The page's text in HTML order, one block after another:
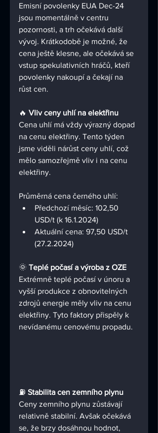
Emisní povolenky EUA Dec-24
jsou momentálně v centru
pozornosti, a trh očekává další
vývoj. Krátkodobě je možné, že
cena ještě klesne, ale očekává se
vstup spekulativních hráčů, kteří
povolenky nakoupí a čekají na
růst cen.
🔥 Vliv ceny uhlí na elektřinu
Cena uhlí má vždy výrazný dopad
na cenu elektřiny. Tento týden
jsme viděli nárůst ceny uhlí, což
mělo samozřejmě vliv i na cenu
elektřiny.
Průměrná cena černého uhlí:
Předchozí měsíc: 102,50
USD/t (k 16.1.2024)
Aktuální cena: 97,50 USD/t
(27.2.2024)
🌞 Teplé počasí a výroba z OZE
Extrémně teplé počasí v únoru a
vyšší produkce z obnovitelných
zdrojů energie měly vliv na cenu
elektřiny. Tyto faktory přispěly k
nevídanému cenovému propadu.
⛽ Stabilita cen zemního plynu
Ceny zemního plynu zůstávají
relativně stabilní. Avšak očekává
se, že brzy dosáhnou hodnot,